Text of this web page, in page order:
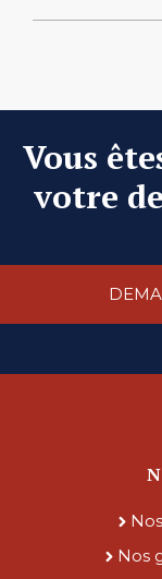
Vous
votre
Nos